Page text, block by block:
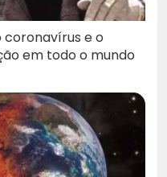
coronavírus e o
em todo o mundo